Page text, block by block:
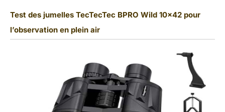
Test des jumelles TecTecTec BPRO Wild 10×42 pour
l’observation en plein air